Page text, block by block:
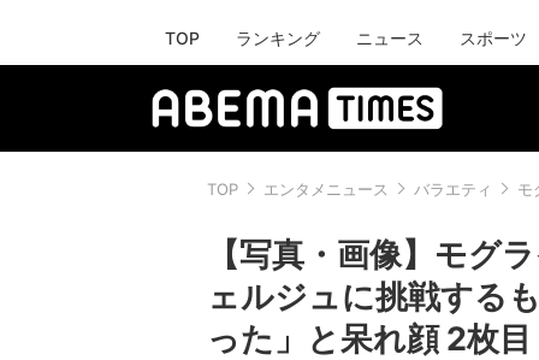
TOP ランキング ニュース スポーツ
TOP エンタメニュース バラエティ モ
【写真・画像】モグ
ェルジュに挑戦する
った」と呆れ顔 2枚目